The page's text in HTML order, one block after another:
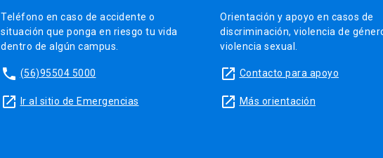
Teléfono en caso de accidente o
situación que ponga en riesgo tu vida
dentro de algún campus.
phone (56)95504 5000
launch Ir al sitio de Emergencias
Orientación y apoyo en casos de
discriminación, violencia de
violencia sexual.
launch Contacto para apoyo
launch Más orientación